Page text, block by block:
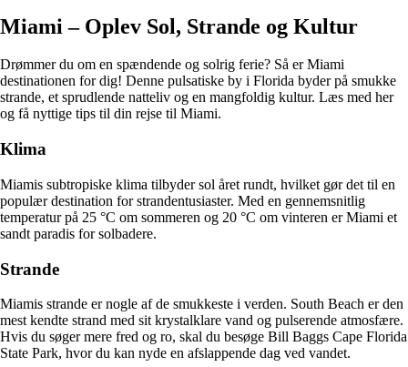
Miami – Oplev Sol, Strande og Kultur
Drømmer du om en spændende og solrig ferie? Så er Miami
destinationen for dig! Denne pulsatiske by i Florida byder på smukke
strande, et sprudlende natteliv og en mangfoldig kultur. Læs med her
og få nyttige tips til din rejse til Miami.
Klima
Miamis subtropiske klima tilbyder sol året rundt, hvilket gør det til en
populær destination for strandentusiaster. Med en gennemsnitlig
temperatur på 25 °C om sommeren og 20 °C om vinteren er Miami et
sandt paradis for solbadere.
Strande
Miamis strande er nogle af de smukkeste i verden. South Beach er den
mest kendte strand med sit krystalklare vand og pulserende atmosfære.
Hvis du søger mere fred og ro, skal du besøge Bill Baggs Cape Florida
State Park, hvor du kan nyde en afslappende dag ved vandet.